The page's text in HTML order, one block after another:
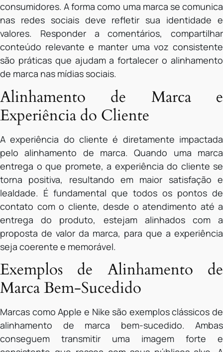
consumidores. A forma como uma marca se comunica
nas redes sociais deve refletir sua identidade e
valores. Responder a comentários, compartilhar
conteúdo relevante e manter uma voz consistente
são práticas que ajudam a fortalecer o alinhamento
de marca nas mídias sociais.
Alinhamento de Marca e
Experiência do Cliente
A experiência do cliente é diretamente impactada
pelo alinhamento de marca. Quando uma marca
entrega o que promete, a experiência do cliente se
torna positiva, resultando em maior satisfação e
lealdade. É fundamental que todos os pontos de
contato com o cliente, desde o atendimento até a
entrega do produto, estejam alinhados com a
proposta de valor da marca, para que a experiência
seja coerente e memorável.
Exemplos de Alinhamento de
Marca Bem-Sucedido
Marcas como Apple e Nike são exemplos clássicos de
alinhamento de marca bem-sucedido. Ambas
conseguem transmitir uma imagem forte e